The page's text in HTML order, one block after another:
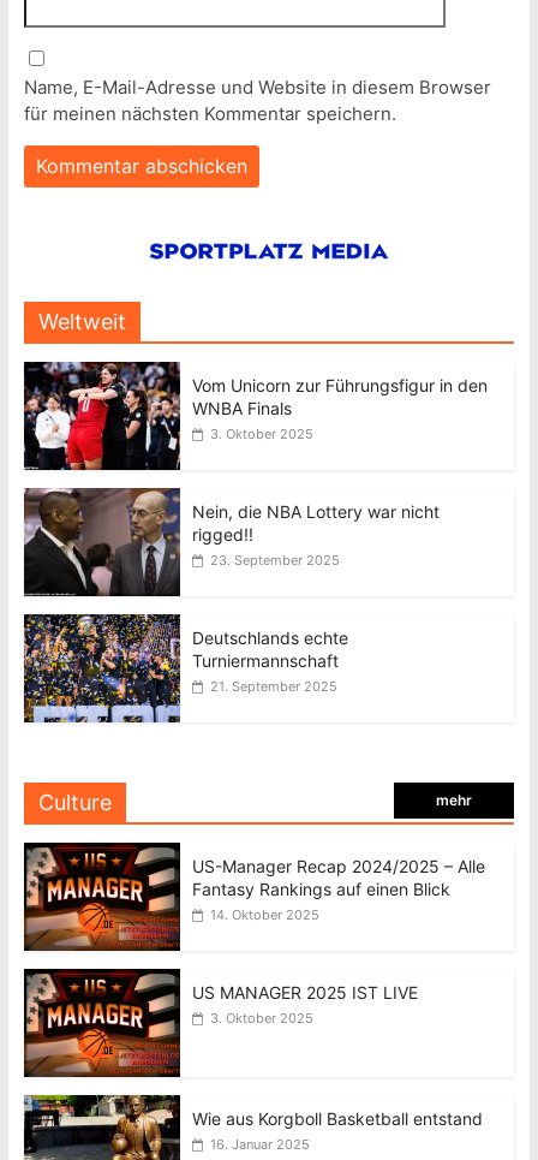
Name, E-Mail-Adresse und Website in diesem Browser
für meinen nächsten Kommentar speichern.
Weltweit
Vom Unicorn zur Führungsfigur in den
WNBA Finals
3. Oktober 2025
Nein, die NBA Lottery war nicht
rigged!!
23. September 2025
Deutschlands echte
Turniermannschaft
21. September 2025
Culture mehr
US-Manager Recap 2024/2025 – Alle
Fantasy Rankings auf einen Blick
14. Oktober 2025
US MANAGER 2025 IST LIVE
3. Oktober 2025
Wie aus Korgboll Basketball entstand
16. Januar 2025